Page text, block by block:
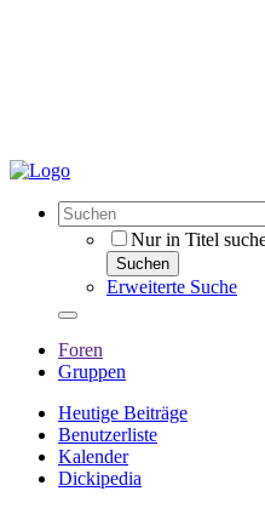
Nur in Titel
Suchen
Erweiterte Suche
Foren
Gruppen
Heutige Beiträge
Benutzerliste
Kalender
Dickipedia